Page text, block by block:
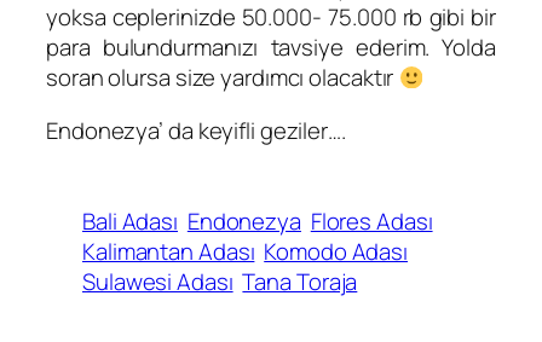
yoksa ceplerinizde 50.000- 75.000 rb gibi bir
para bulundurmanızı tavsiye ederim. Yolda
soran olursa size yardımcı olacaktır
Endonezya’ da keyifli geziler….
Bali Adası Endonezya Flores Adası
Kalimantan Adası Komodo Adası
Sulawesi Adası Tana Toraja